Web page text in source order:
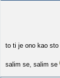
to ti je ono kao
salim se, salim se